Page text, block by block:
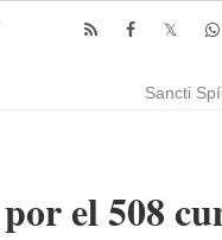
Sancti
el 508